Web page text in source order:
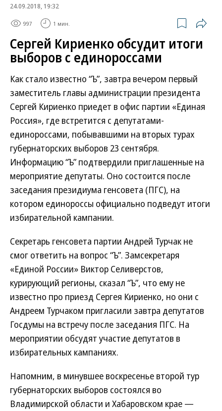
24.09.2018, 19:32
997 1 мин.
Сергей Кириенко обсудит итоги
выборов с единороссами
Как стало известно “Ъ”, завтра вечером первый
заместитель главы администрации президента
Сергей Кириенко приедет в офис партии «Единая
Россия», где встретится с депутатами-
единороссами, побывавшими на вторых турах
губернаторских выборов 23 сентября.
Информацию “Ъ” подтвердили приглашенные на
мероприятие депутаты. Оно состоится после
заседания президиума генсовета (ПГС), на
котором единороссы официально подведут итоги
избирательной кампании.
Секретарь генсовета партии Андрей Турчак не
смог ответить на вопрос “Ъ”. Замсекретаря
«Единой России» Виктор Селиверстов,
курирующий регионы, сказал “Ъ”, что ему не
известно про приезд Сергея Кириенко, но они с
Андреем Турчаком пригласили завтра депутатов
Госдумы на встречу после заседания ПГС. На
мероприятии обсудят участие депутатов в
избирательных кампаниях.
Напомним, в минувшее воскресенье второй тур
губернаторских выборов состоялся во
Владимирской области и Хабаровском крае —